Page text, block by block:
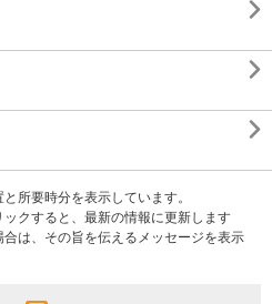



所要時分を表示しています。
ックすると、最新の情報に更新します
は、その旨を伝えるメッセージを表示